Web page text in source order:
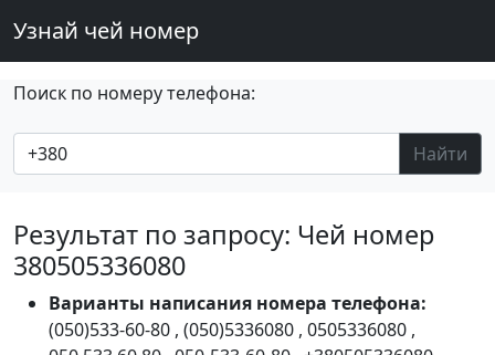
Узнай чей номер
Поиск по номеру телефона:
Найти
Результат по запросу: Чей номер
380505336080
Варианты написания номера телефона:
(050)533-60-80 , (050)5336080 , 0505336080 ,